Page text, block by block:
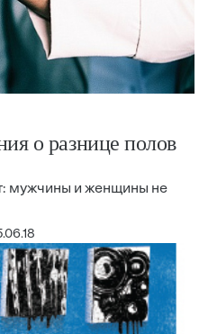
о разнице полов
мужчины и женщины не